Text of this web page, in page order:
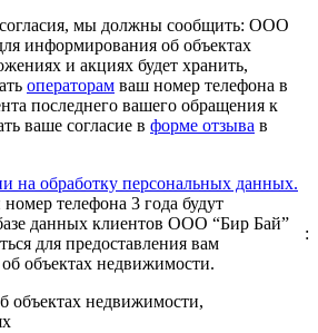
мы должны сообщить: ООО
информирования об объектах
и акциях будет хранить,
операторам ваш номер телефона в
последнего вашего обращения к
ваше согласие в форме отзыва в
на обработку персональных данных.
телефона 3 года будут
данных клиентов ООО “Бир Бай”
для предоставления вам
объектах недвижимости.
:
объектах недвижимости,